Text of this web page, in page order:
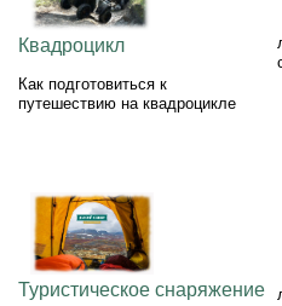
Квадроцикл
Как подготовиться к
путешествию на квадроцикле
Туристическое снаряжение